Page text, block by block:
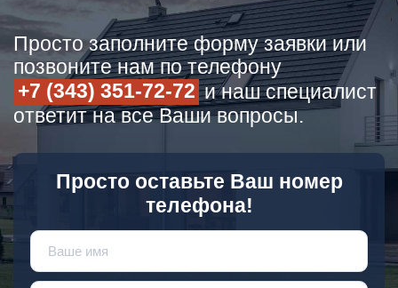
Просто заполните форму заявки или
позвоните нам по телефону
+7 (343) 351-72-72 и наш специалист
ответит на все Ваши вопросы.
Просто оставьте Ваш номер
телефона!